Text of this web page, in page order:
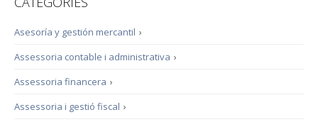
›
Asesoría y gestión mercantil
›
Assessoria contable i administrativa
›
Assessoria financera
›
Assessoria i gestió fiscal